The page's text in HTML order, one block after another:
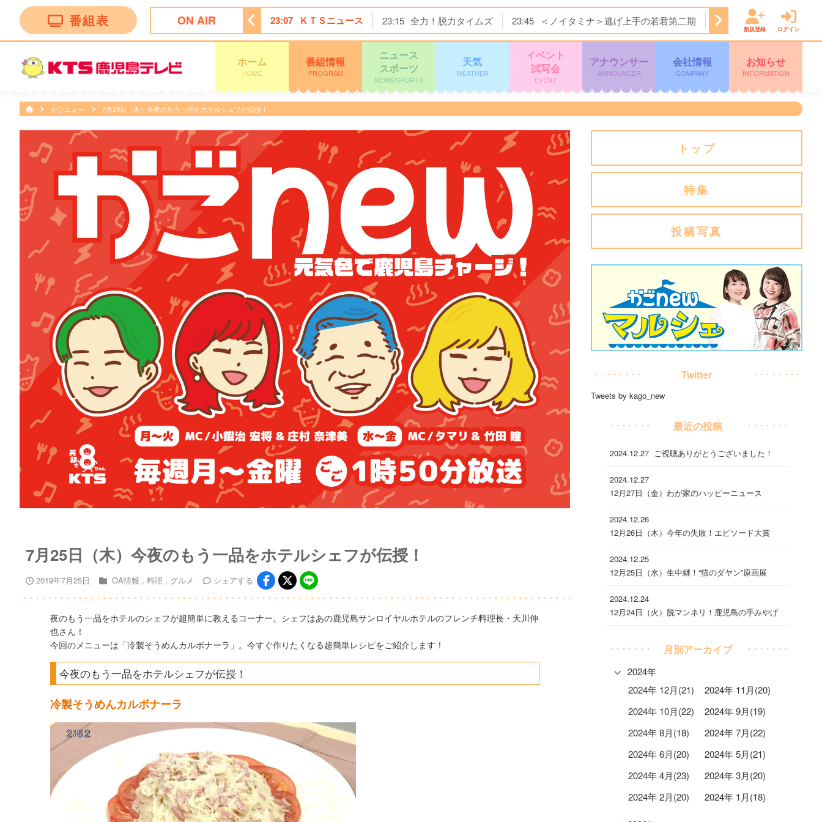
番組表 ON AIR
かまいたちの瞬間回答！〜６０秒でお悩み解決〜 23:07 ＫＴＳニュース 23:15 全力！脱力タイムズ 23:45 ＜ノイタミナ＞逃げ上手の若君第二期 24:15 ＦＮＮ Ｌｉｖ
新規登録 ログイン
ホーム
HOME
番組情報
PROGRAM
ニュース
スポーツ
NEWS/SPORTS
天気
WEATHER
イベント
試写会
EVENT
アナウンサー
ANNOUNCER
会社情報
COMPANY
お知らせ
INFORMATION
かごニュー 7月25日（木）今夜のもう一品をホテルシェフが伝授！
7月25日（木）今夜のもう一品をホテルシェフが伝授！
2019年7月25日 OA情報 料理 グルメ シェアする
夜のもう一品をホテルのシェフが超簡単に教えるコーナー。シェフはあの鹿児島サンロイヤルホテルのフレンチ料理長・天川伸
也さん！
今回のメニューは「冷製そうめんカルボナーラ」。今すぐ作りたくなる超簡単レシピをご紹介します！
今夜のもう一品をホテルシェフが伝授！
冷製そうめんカルボナーラ
トップ
特集
投稿写真
Twitter
Tweets by kago_new
最近の投稿
2024.12.27 ご視聴ありがとうございました！
2024.12.27
12月27日（金）わが家のハッピーニュース
2024.12.26
12月26日（木）今年の失敗！エピソード大賞
2024.12.25
12月25日（水）生中継！“猫のダヤン”原画展
2024.12.24
12月24日（火）脱マンネリ！鹿児島の手みやげ
月別アーカイブ
2024年
2024年 12月(21)
2024年 11月(20)
2024年 10月(22)
2024年 9月(19)
2024年 8月(18)
2024年 7月(22)
2024年 6月(20)
2024年 5月(21)
2024年 4月(23)
2024年 3月(20)
2024年 2月(20)
2024年 1月(18)